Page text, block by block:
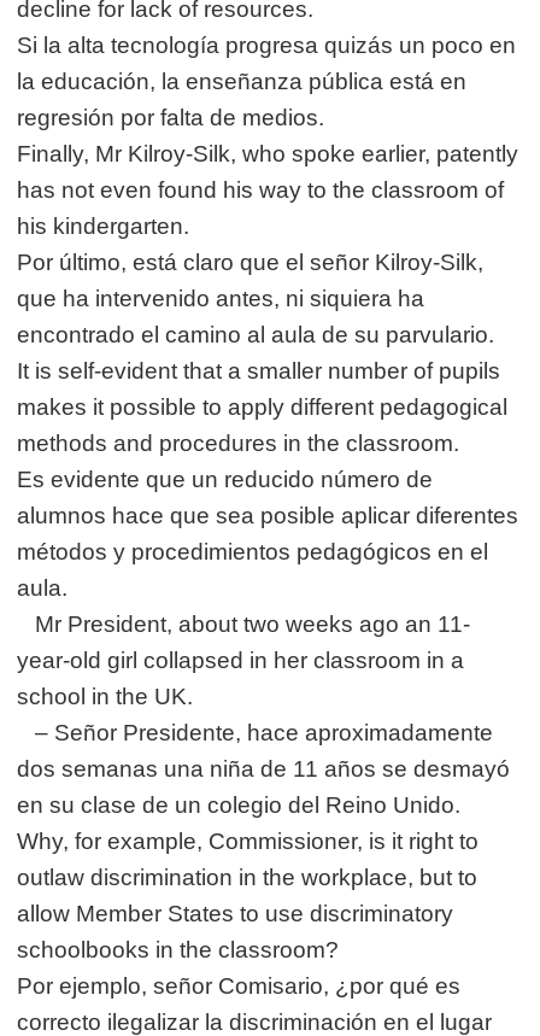
decline for lack of resources.
Si la alta tecnología progresa quizás un poco en
la educación, la enseñanza pública está en
regresión por falta de medios.
Finally, Mr Kilroy-Silk, who spoke earlier, patently
has not even found his way to the classroom of
his kindergarten.
Por último, está claro que el señor Kilroy-Silk,
que ha intervenido antes, ni siquiera ha
encontrado el camino al aula de su parvulario.
It is self-evident that a smaller number of pupils
makes it possible to apply different pedagogical
methods and procedures in the classroom.
Es evidente que un reducido número de
alumnos hace que sea posible aplicar diferentes
métodos y procedimientos pedagógicos en el
aula.
Mr President, about two weeks ago an 11-
year-old girl collapsed in her classroom in a
school in the UK.
– Señor Presidente, hace aproximadamente
dos semanas una niña de 11 años se desmayó
en su clase de un colegio del Reino Unido.
Why, for example, Commissioner, is it right to
outlaw discrimination in the workplace, but to
allow Member States to use discriminatory
schoolbooks in the classroom?
Por ejemplo, señor Comisario, ¿por qué es
correcto ilegalizar la discriminación en el lugar